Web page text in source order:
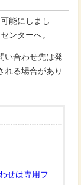
能にしまし
ンターへ。
い合わせ先は発
れる場合があり
せは専用フ